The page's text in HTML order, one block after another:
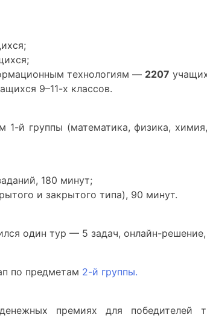
технологиям — 2207
9–11-х классов.
1-й группы (математика, физика,
180 минут;
и закрытого типа), 90 минут.
один тур — 5 задач, онлайн-
по предметам 2-й группы.
премиях для победителей